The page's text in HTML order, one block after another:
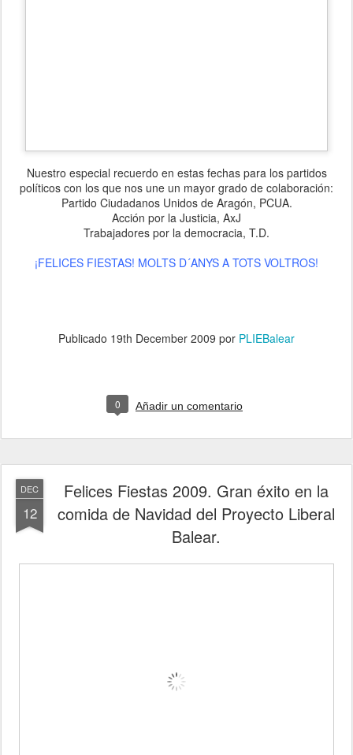
Nuestro especial recuerdo en estas fechas para los partidos
políticos con los que nos une un mayor grado de colaboración:
Partido Ciudadanos Unidos de Aragón, PCUA.
Acción por la Justicia, AxJ
Trabajadores por la democracia, T.D.
¡FELICES FIESTAS! MOLTS D´ANYS A TOTS VOLTROS!
Publicado 19th December 2009 por PLIEBalear
0 Añadir un comentario
DEC
12
Felices Fiestas 2009. Gran éxito en la
comida de Navidad del Proyecto Liberal
Balear.